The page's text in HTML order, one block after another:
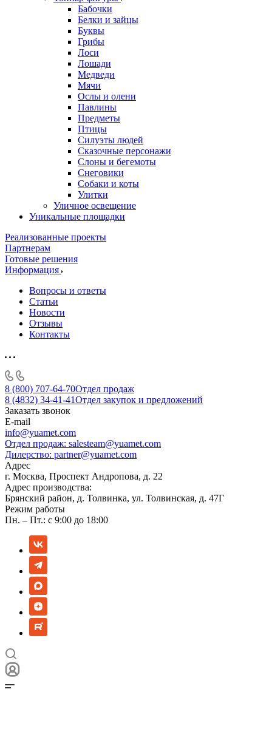
Бабочки
Белки и зайцы
Буквы
Грибы
Лоси
Лошади
Медведи
Мячи
Ослы и олени
Павлины
Предметы
Птицы
Силуэты людей
Сказочные персонажи
Слоны и бегемоты
Снеговики
Собаки и коты
Улитки
Уличное освещение
Уникальные площадки
Реализованные проекты
Партнерам
Готовые решения
Информация
Вопросы и ответы
Статьи
Новости
Отзывы
Контакты
8 (800) 707-64-70Отдел продаж
8 (4832) 34-41-41Отдел закупок и предложений
Заказать звонок
E-mail
info@yuamet.com
Отдел продаж: salesteam@yuamet.com
Дилерство: partner@yuamet.com
Адрес
г. Москва, Проспект Андропова, д. 22
Адрес производства:
Брянский район, д. Толвинка, ул. Толвинская, д. 47Г
Режим работы
Пн. – Пт.: с 9:00 до 18:00